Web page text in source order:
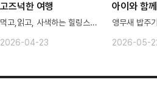
고즈넉한 여행
먹고,읽고, 사색하는 힐링스팟 공주✨
2026-04-23
아이와 함
2026-05-